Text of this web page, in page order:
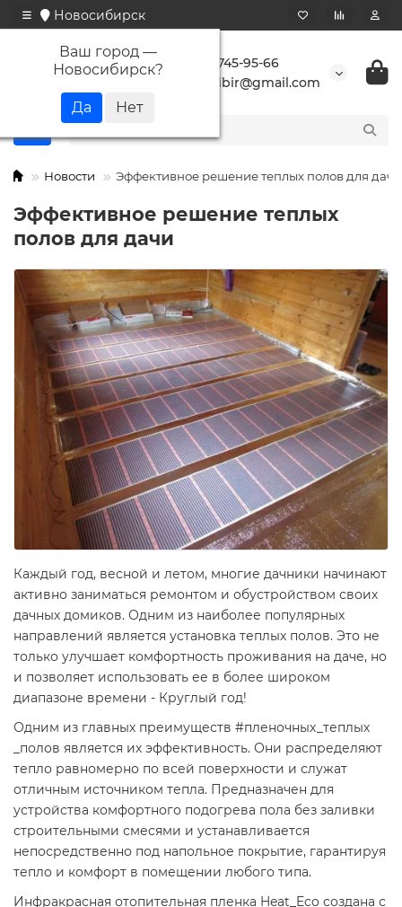
Новосибирск
Ваш город —
Новосибирск?
+7 923 745-95-66
buransibir@gmail.com
Новости Эффективное решение теплых полов для дачи
Эффективное решение теплых
полов для дачи
Каждый год, весной и летом, многие дачники начинают
активно заниматься ремонтом и обустройством своих
дачных домиков. Одним из наиболее популярных
направлений является установка теплых полов. Это не
только улучшает комфортность проживания на даче, но
и позволяет использовать ее в более широком
диапазоне времени - Круглый год!
Одним из главных преимуществ #пленочных_теплых
_полов является их эффективность. Они распределяют
тепло равномерно по всей поверхности и служат
отличным источником тепла. Предназначен для
устройства комфортного подогрева пола без заливки
строительными смесями и устанавливается
непосредственно под напольное покрытие, гарантируя
тепло и комфорт в помещении любого типа.
Инфракрасная отопительная пленка Heat_Eco создана с